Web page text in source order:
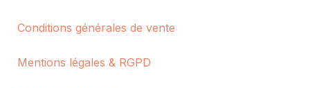
Conditions générales de vente
Mentions légales & RGPD